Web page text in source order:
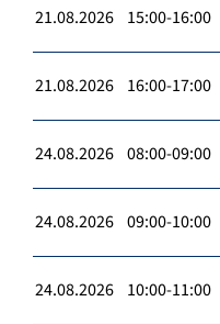
21.08.2026 15:00-16:00
21.08.2026 16:00-17:00
24.08.2026 08:00-09:00
24.08.2026 09:00-10:00
24.08.2026 10:00-11:00